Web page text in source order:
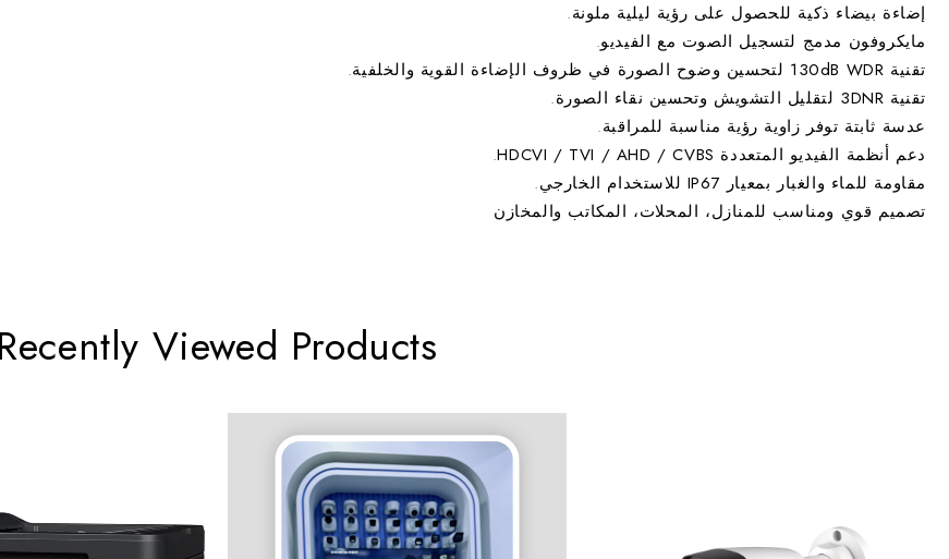
إضاءة بيضاء ذكيةللحصول على رؤية ليلية ملونة.
مايكروفون مدمجلتسجيل الصوت مع الفيديو.
تقنية 130dB WDRلتحسين وضوح الصورة في ظروف الإضاءة القوية والخلفية.
تقنية 3DNRلتقليل التشويش وتحسين نقاء الصورة.
عدسة ثابتة توفر زاوية رؤية مناسبة للمراقبة.
دعم أنظمة الفيديو المتعددة HDCVI / TVI / AHD / CVBS
.
مقاومة للماء والغبار بمعيار IP67للاستخدام الخارجي.
تصميم قوي ومناسب للمنازل، المحلات، المكاتب والمخازن
Recently Viewed Products